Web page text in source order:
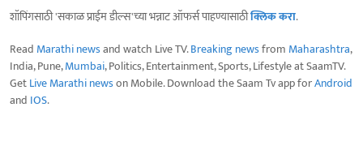
शॉपिंगसाठी 'सकाळ प्राईम डील्स'च्या भन्नाट ऑफर्स पाहण्यासाठीक्लिक करा.
Read Marathi newsand watch Live TV.Breaking newsfrom Maharashtra,
India, Pune,Mumbai, Politics, Entertainment, Sports, Lifestyle at SaamTV.
GetLive Marathi newson Mobile. Download the Saam Tv app forAndroid
and IOS.